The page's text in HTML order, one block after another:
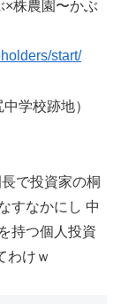
×株農園〜かぶ
start/
学校跡地）
で投資家の桐
すなかにし 中
持つ個人投資
わけｗ